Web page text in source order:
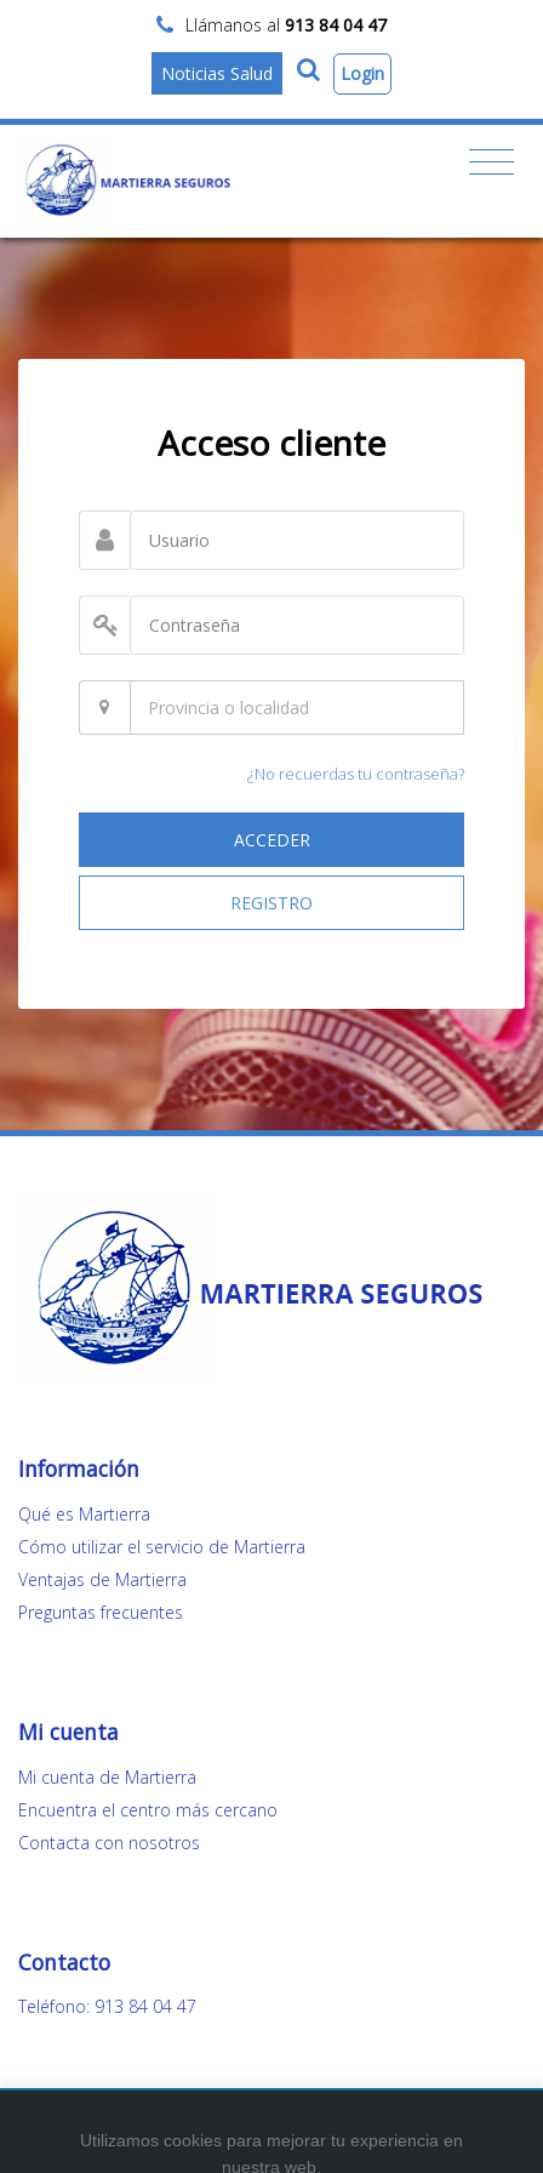
Llámanos al 913 84 04 47
Noticias Salud Login
Acceso cliente
¿No recuerdas tu contraseña?
ACCEDER
REGISTRO
Información
Qué es Martierra
Cómo utilizar el servicio de Martierra
Ventajas de Martierra
Preguntas frecuentes
Mi cuenta
Mi cuenta de Martierra
Encuentra el centro más cercano
Contacta con nosotros
Contacto
Teléfono: 913 84 04 47
Utilizamos cookies para mejorar tu experiencia en
nuestra web.